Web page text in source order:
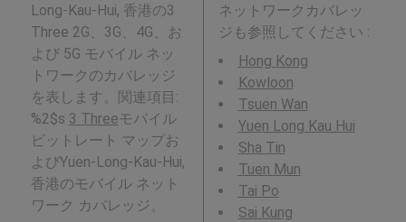
Long-Kau-Hui, 香港の3
Three 2G、3G、4G、お
よび 5G モバイル ネッ
トワークのカバレッジ
を表します。関連項目:
%2$s 3 Threeモバイル
ビットレート マップお
よびYuen-Long-Kau-Hui,
香港のモバイル ネット
ワーク カバレッジ。
ネットワークカバレッ
ジも参照してください :
Hong Kong
Kowloon
Tsuen Wan
Yuen Long Kau Hui
Sha Tin
Tuen Mun
Tai Po
Sai Kung